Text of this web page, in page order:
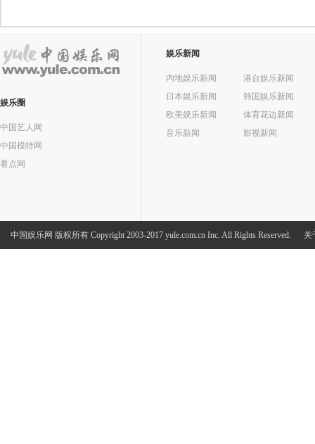
娱乐圈
中国艺人网
中国模特网
看点网
娱乐新闻
内地娱乐新闻
港台娱乐新闻
日本娱乐新闻
韩国娱乐新闻
欧美娱乐新闻
体育花边新闻
音乐新闻
影视新闻
中国娱乐网 版权所有 Copyright 2003-2017 yule.com.cn Inc. All Rights Reserved. 关